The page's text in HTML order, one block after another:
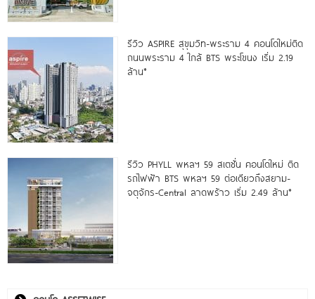
รีวิว ASPIRE สุขุมวิท-พระราม 4 คอนโดใหม่ติด
ถนนพระราม 4 ใกล้ BTS พระโขนง เริ่ม 2.19
ล้าน*
รีวิว PHYLL พหลฯ 59 สเตชั่น คอนโดใหม่ ติด
รถไฟฟ้า BTS พหลฯ 59 ต่อเดียวถึงสยาม-
จตุจักร-Central ลาดพร้าว เริ่ม 2.49 ล้าน*